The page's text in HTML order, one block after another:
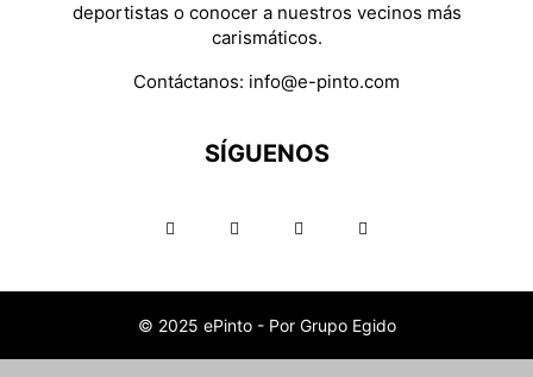
deportistas o conocer a nuestros vecinos más
carismáticos.
Contáctanos: info@e-pinto.com
SÍGUENOS
© 2025 ePinto - Por Grupo Egido